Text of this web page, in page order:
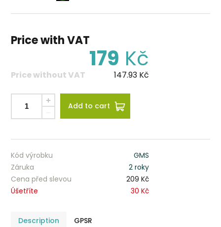
Price with VAT
179 Kč
Price without VAT 147.93 Kč
Add to cart
Kód výrobku
GMS
Záruka
2 roky
Cena před slevou
209 Kč
Úšetříte
30 Kč
Description GPSR